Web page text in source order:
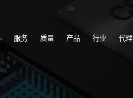
服务 质量 产品 行业 代理